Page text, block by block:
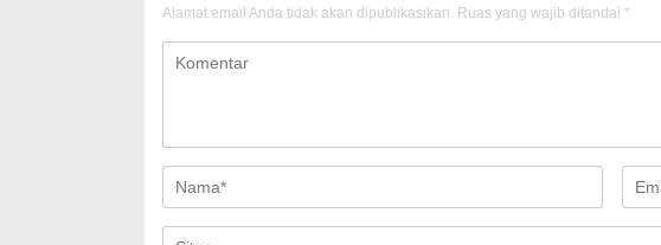
Alamat email Anda tidak akan dipublikasikan. Ruas yang wajib ditandai *